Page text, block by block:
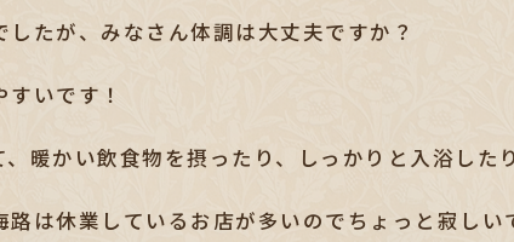
たが、みなさん体調は大丈夫ですか？
いです！
暖かい飲食物を摂ったり、しっかりと入浴した
路は休業しているお店が多いのでちょっと寂し